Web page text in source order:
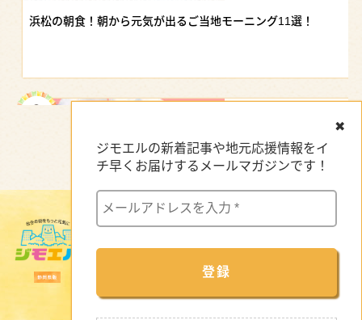
浜松の朝食！朝から元気が出るご当地モーニング11選！
【浜松駅ビル】おすすめグルメ｜地元の味から駅ナカランチまで
✖
ジモエルの新着記事や地元応援情報をイ
チ早くお届けするメールマガジンです！
サイトマップ
特集記事